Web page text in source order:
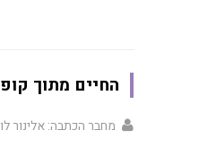
החיים מתוך
מחבר הכתבה:אלינור